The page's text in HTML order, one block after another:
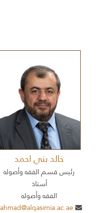
خالد بني احمد
رئيس قسم الفقه وأصوله
أستاذ
الفقه وأصوله
kahmad@alqasimia.ac.ae